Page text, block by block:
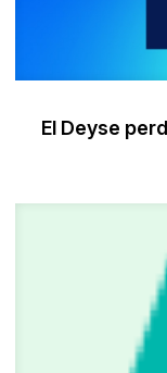
El Deyse